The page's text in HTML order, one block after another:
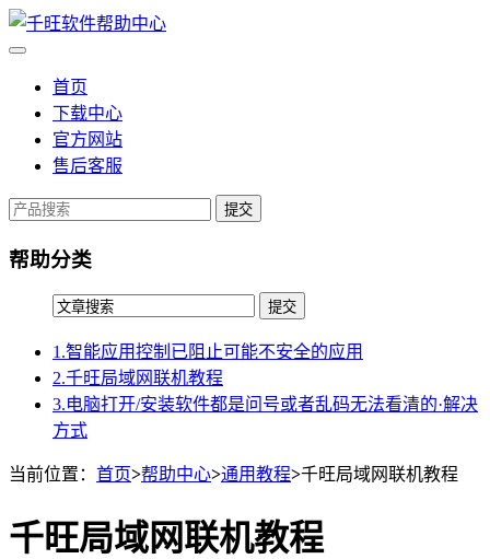
首页
下载中心
官方网站
售后客服
提交
帮助分类
1.智能应用控制已阻止可能不安全的应用
2.千旺局域网联机教程
3.电脑打开/安装软件都是问号或者乱码无法看清的·解决
方式
当前位置： 首页>帮助中心>通用教程>千旺局域网联机教程
千旺局域网联机教程